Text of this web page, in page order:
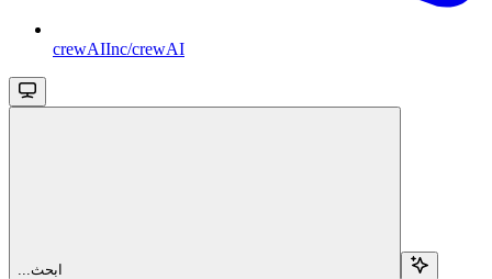
crewAIInc/crewAI
...ابحث